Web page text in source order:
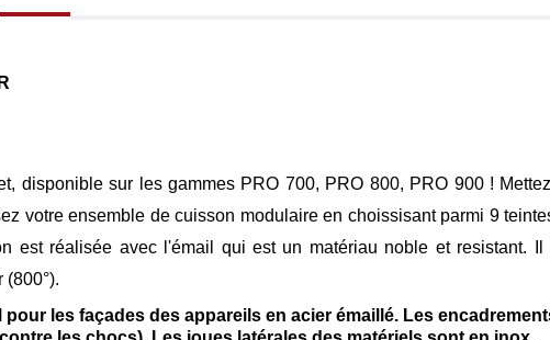
disponible sur les gammes PRO 700, PRO 800, PRO 900 !
votre ensemble de cuisson modulaire en choissisant parmi 9
est réalisée avec l'émail qui est un matériau noble et resistant.
les façades des appareils en acier émaillé. Les